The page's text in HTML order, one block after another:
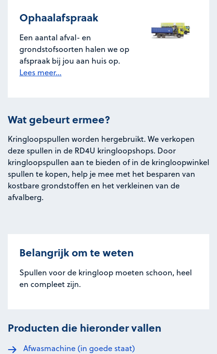
Ophaalafspraak
Een aantal afval- en
grondstofsoorten halen we op
afspraak bij jou aan huis op.
Lees meer...
Wat gebeurt ermee?
Kringloopspullen worden hergebruikt. We verkopen
deze spullen in de RD4U kringloopshops. Door
kringloopspullen aan te bieden of in de kringloopwinkel
spullen te kopen, help je mee met het besparen van
kostbare grondstoffen en het verkleinen van de
afvalberg.
Belangrijk om te weten
Spullen voor de kringloop moeten schoon, heel
en compleet zijn.
Producten die hieronder vallen
Afwasmachine (in goede staat)